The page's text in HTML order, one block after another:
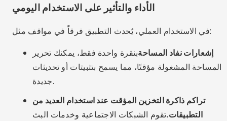
الأداء والتأثير على الاستخدام اليومي
في الاستخدام العملي، يُحدث التطبيق فرقاً في مواقف مثل:
إشعارات نفاد المساحةبنقرة واحدة فقط، يمكنك تحرير
المساحة المشغولة مؤقتًا، مما يسمح بتثبيتات أو تحديثات
جديدة.
تراكم ذاكرة التخزين المؤقت عند استخدام العديد من
التطبيقات.تقوم الشبكات الاجتماعية وخدمات البث